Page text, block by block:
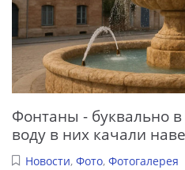
Фонтаны - буквально
воду в них качали
Новости, Фото, Фотогалерея